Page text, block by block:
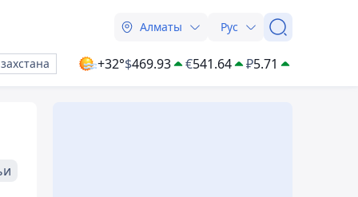
Алматы Рус
+32°$469.93 €541.64 ₽5.71